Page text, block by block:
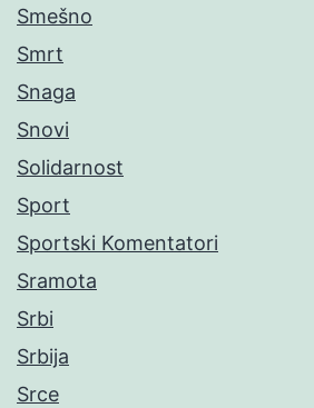
Smešno
Smrt
Snaga
Snovi
Solidarnost
Sport
Sportski Komentatori
Sramota
Srbi
Srbija
Srce